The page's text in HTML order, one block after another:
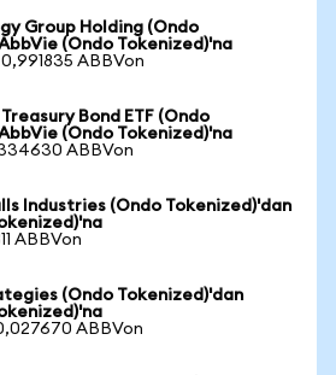
Group Holding (Ondo
(Ondo Tokenized)'na
ABBVon
Bond ETF (Ondo
(Ondo Tokenized)'na
ABBVon
Industries (Ondo Tokenized)'dan
ABBVon
(Ondo Tokenized)'dan
ABBVon